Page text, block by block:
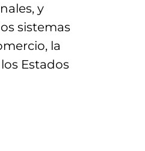
y
sistemas
la
Estados